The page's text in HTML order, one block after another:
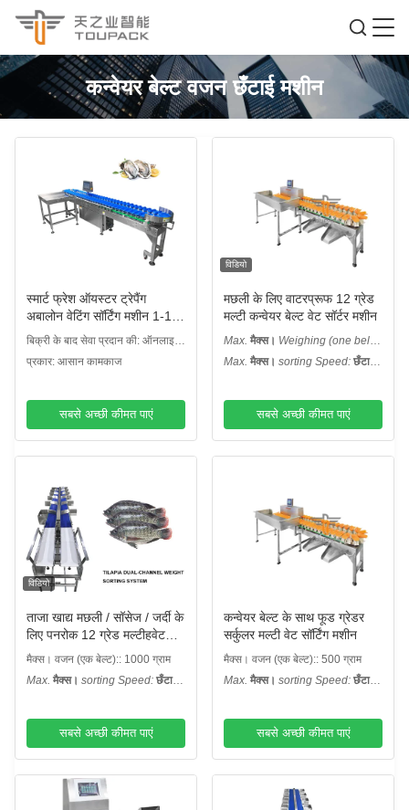
कन्वेयर बेल्ट वजन छँटाई मशीन
स्मार्ट फ्रेश ऑयस्टर ट्रेपैंग
अबालोन वेटिंग सॉर्टिंग मशीन 1-12
लेवल सीफूड ग्रेडिंग मशीन
बिक्री के बाद सेवा प्रदान की: ऑनलाइन
समर्थन
प्रकार: आसान कामकाज
सबसे अच्छी कीमत पाएं
विडियो
मछली के लिए वाटरप्रूफ 12 ग्रेड
मल्टी कन्वेयर बेल्ट वेट सॉर्टर मशीन
Max. मैक्स। Weighing (one belt):
वजन (एक बेल्ट):: 1000 ग्राम
Max. मैक्स। sorting Speed: छँटाई
सबसे अच्छी कीमत पाएं
विडियो
ताजा खाद्य मछली / सॉसेज / जर्दी के
लिए पनरोक 12 ग्रेड मल्टीहवेट
सॉर्टर मशीन
मैक्स। वजन (एक बेल्ट):: 1000 ग्राम
Max. मैक्स। sorting Speed: छँटाई
सबसे अच्छी कीमत पाएं
कन्वेयर बेल्ट के साथ फूड ग्रेडर
सर्कुलर मल्टी वेट सॉर्टिंग मशीन
मैक्स। वजन (एक बेल्ट):: 500 ग्राम
Max. मैक्स। sorting Speed: छँटाई
सबसे अच्छी कीमत पाएं